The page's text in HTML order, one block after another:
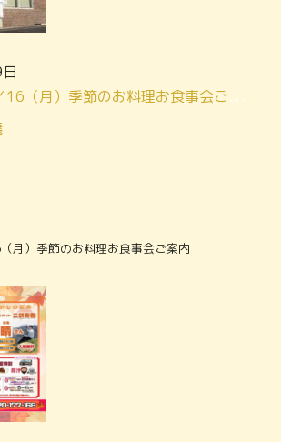
【上鶴間】12／16（月）季節のお料理お食事会ご案内
月）季節のお料理お食事会ご案内